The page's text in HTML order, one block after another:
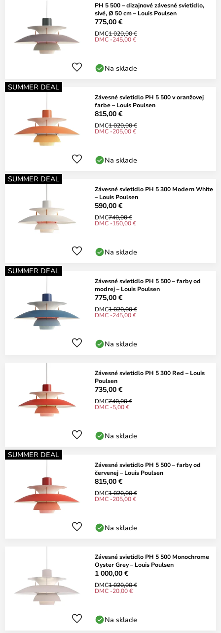
PH 5 500 – dizajnové závesné svietidlo,
sivé, Ø 50 cm – Louis Poulsen
775,00 €
DMC1 020,00 €
DMC -245,00 €
Na sklade
SUMMER DEAL
Závesné svietidlo PH 5 500 v oranžovej
farbe – Louis Poulsen
815,00 €
DMC1 020,00 €
DMC -205,00 €
Na sklade
SUMMER DEAL
Závesné svietidlo PH 5 300 Modern White
– Louis Poulsen
590,00 €
DMC740,00 €
DMC -150,00 €
Na sklade
SUMMER DEAL
Závesné svietidlo PH 5 500 – farby od
modrej – Louis Poulsen
775,00 €
DMC1 020,00 €
DMC -245,00 €
Na sklade
Závesné svietidlo PH 5 300 Red – Louis
Poulsen
735,00 €
DMC740,00 €
DMC -5,00 €
Na sklade
SUMMER DEAL
Závesné svietidlo PH 5 500 – farby od
červenej – Louis Poulsen
815,00 €
DMC1 020,00 €
DMC -205,00 €
Na sklade
Závesné svietidlo PH 5 500 Monochrome
Oyster Grey – Louis Poulsen
1 000,00 €
DMC1 020,00 €
DMC -20,00 €
Na sklade